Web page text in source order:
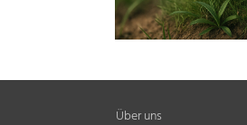
Über uns